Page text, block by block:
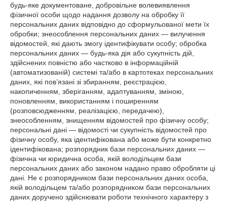
будь-яке документоване, добровільне волевиявлення
фізичної особи щодо надання дозволу на обробку її
персональних даних відповідно до сформульованої мети їх
обробки; знеособлення персональних даних — вилучення
відомостей, які дають змогу ідентифікувати особу; обробка
персональних даних — будь-яка дія або сукупність дій,
здійснених повністю або частково в інформаційній
(автоматизованій) системі та/або в картотеках персональних
даних, які пов’язані зі збиранням, реєстрацією,
накопиченням, зберіганням, адаптуванням, зміною,
поновленням, використанням і поширенням
(розповсюдженням, реалізацією, передачею),
знеособленням, знищенням відомостей про фізичну особу;
персональні дані — відомості чи сукупність відомостей про
фізичну особу, яка ідентифікована або може бути конкретно
ідентифікована; розпорядник бази персональних даних —
фізична чи юридична особа, якій володільцем бази
персональних даних або законом надано право обробляти ці
дані. Не є розпорядником бази персональних даних особа,
якій володільцем та/або розпорядником бази персональних
даних доручено здійснювати роботи технічного характеру з